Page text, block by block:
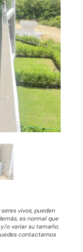
vivos, pueden
es normal que
o variar su tamaño.
contactarnos